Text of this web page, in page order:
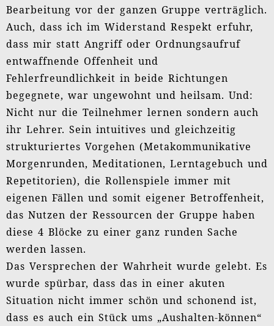
Bearbeitung vor der ganzen Gruppe verträglich.
Auch, dass ich im Widerstand Respekt erfuhr,
dass mir statt Angriff oder Ordnungsaufruf
entwaffnende Offenheit und
Fehlerfreundlichkeit in beide Richtungen
begegnete, war ungewohnt und heilsam. Und:
Nicht nur die Teilnehmer lernen sondern auch
ihr Lehrer. Sein intuitives und gleichzeitig
strukturiertes Vorgehen (Metakommunikative
Morgenrunden, Meditationen, Lerntagebuch und
Repetitorien), die Rollenspiele immer mit
eigenen Fällen und somit eigener Betroffenheit,
das Nutzen der Ressourcen der Gruppe haben
diese 4 Blöcke zu einer ganz runden Sache
werden lassen.
Das Versprechen der Wahrheit wurde gelebt. Es
wurde spürbar, dass das in einer akuten
Situation nicht immer schön und schonend ist,
dass es auch ein Stück ums „Aushalten-können“